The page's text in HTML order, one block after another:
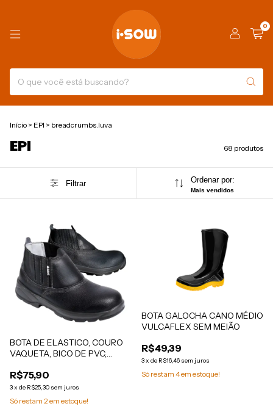
0
Início > EPI > breadcrumbs.luva
EPI 68 produtos
Filtrar Ordenar por:
Mais vendidos
BOTA DE ELASTICO, COURO
VAQUETA, BICO DE PVC,
R$75,90
3x de R$25,30 sem juros
Só restam 2em estoque!
BOTA GALOCHA CANO MÉDIO
VULCAFLEX SEM MEIÃO
R$49,39
3x de R$16,46 sem juros
Só restam 4em estoque!